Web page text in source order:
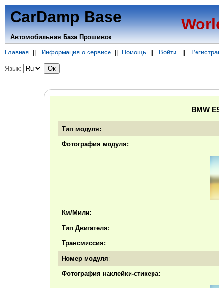
CarDamp Base
Автомобильная База Прошивок
Главная|| Информация о сервисе|| Помощь|| Войти||
Язык:
BMW
Тип модуля:
Фотография модуля:
Км/Мили:
Тип Двигателя:
Трансмиссия:
Номер модуля:
Фотография наклейки-стикера: